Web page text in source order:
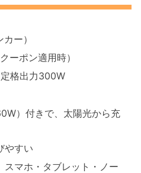
ー）
ーポン適用時）
格出力300W
）付きで、太陽光から充
やすい
スマホ・タブレット・ノー